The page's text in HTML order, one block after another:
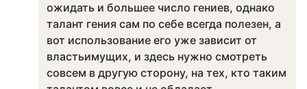
ожидать и большее число гениев, однако
талант гения сам по себе всегда полезен, а
вот использование его уже зависит от
властьимущих, и здесь нужно смотреть
совсем в другую сторону, на тех, кто таким